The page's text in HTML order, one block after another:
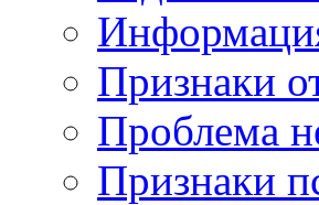
Признаки
Проблема
Признаки